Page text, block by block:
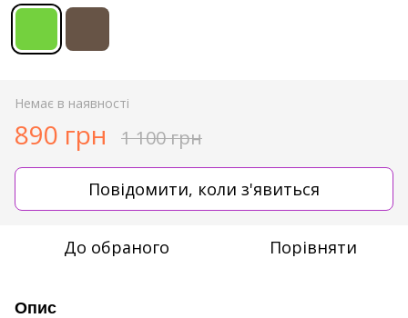
Немає в наявності
890 грн 1 100 грн
Повідомити, коли з'явиться
До обраного Порівняти
Опис